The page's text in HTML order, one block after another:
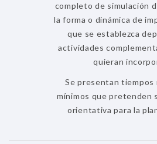
completo de simulación
la forma o dinámica de
que se establezca
actividades
quieran
Se presentan tiempos
mínimos que pretenden
orientativa para la